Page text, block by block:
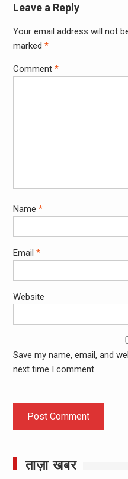
Leave a Reply
Your email address will not
marked *
Comment *
Name *
Email *
Website
Save my name, email, and
next time I comment.
ताज़ा खबर